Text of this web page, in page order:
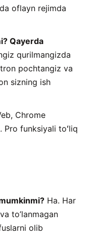
oflayn rejimda
Qayerda
qurilmangizda
pochtangiz va
sizning ish
Chrome
Pro funksiyali toʻliq
Ha. Har
to’lanmagan
olib